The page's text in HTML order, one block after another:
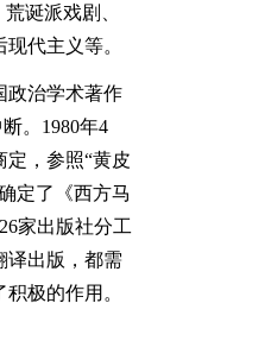
诞派戏剧、
代主义等。
政治学术著作
。1980年4
定，参照“黄皮
定了《西方马
家出版社分工
译出版，都需
极的作用。